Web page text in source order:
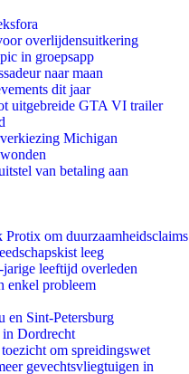
overlijdensuitkering
in groepsapp
naar maan
dit jaar
uitgebreide GTA VI trailer
Michigan
van betaling aan
om duurzaamheidsclaims
leeg
leeftijd overleden
enkel probleem
en Sint-Petersburg
Dordrecht
om spreidingswet
gevechtsvliegtuigen in